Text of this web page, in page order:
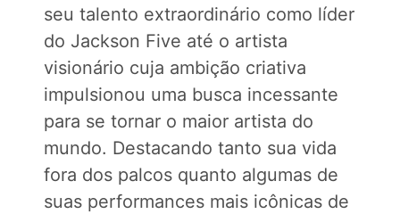
seu talento extraordinário como líder
do Jackson Five até o artista
visionário cuja ambição criativa
impulsionou uma busca incessante
para se tornar o maior artista do
mundo. Destacando tanto sua vida
fora dos palcos quanto algumas de
suas performances mais icônicas de